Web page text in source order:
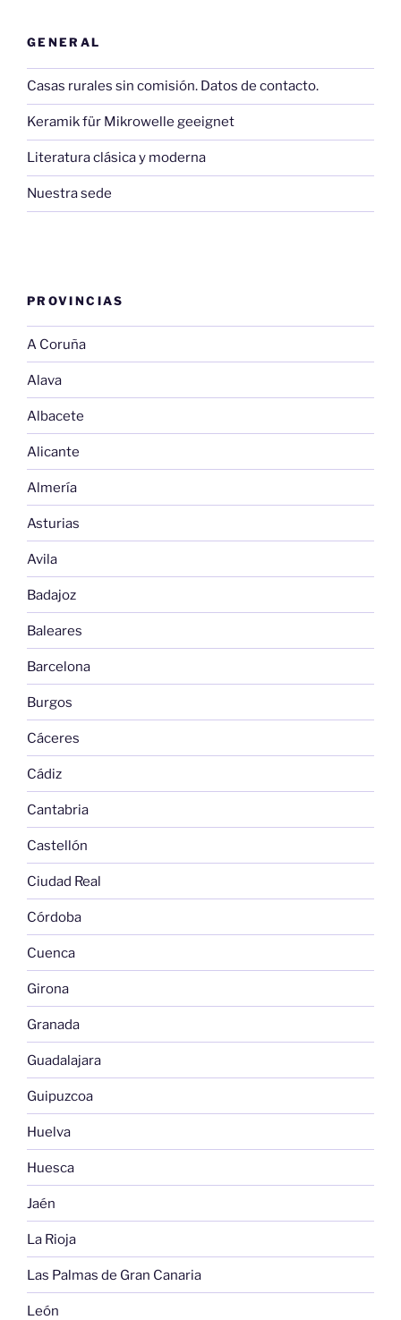
GENERAL
Casas rurales sin comisión. Datos de contacto.
Keramik für Mikrowelle geeignet
Literatura clásica y moderna
Nuestra sede
PROVINCIAS
A Coruña
Alava
Albacete
Alicante
Almería
Asturias
Avila
Badajoz
Baleares
Barcelona
Burgos
Cáceres
Cádiz
Cantabria
Castellón
Ciudad Real
Córdoba
Cuenca
Girona
Granada
Guadalajara
Guipuzcoa
Huelva
Huesca
Jaén
La Rioja
Las Palmas de Gran Canaria
León